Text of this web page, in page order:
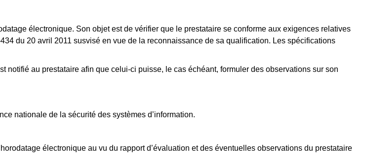
électronique. Son objet est de vérifier que le prestataire se conforme aux exigences relatives
du 20 avril 2011 susvisé en vue de la reconnaissance de sa qualification. Les spécifications
notifié au prestataire afin que celui-ci puisse, le cas échéant, formuler des observations sur son
nationale de la sécurité des systèmes d’information.
électronique au vu du rapport d’évaluation et des éventuelles observations du prestataire